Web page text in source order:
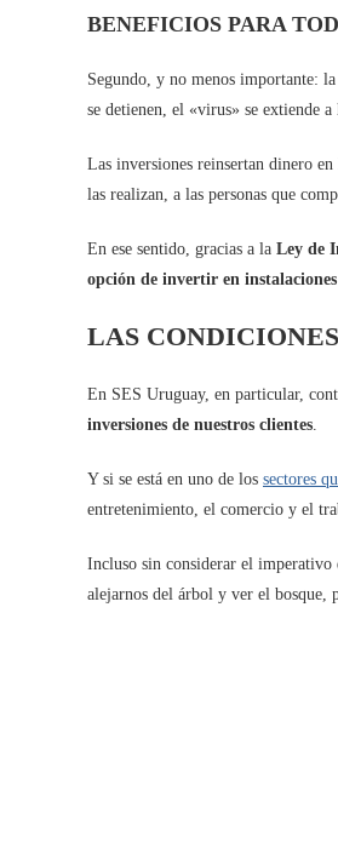
BENEFICIOS PARA
Segundo, y no menos importante:
se detienen, el «virus» se extiende
Las inversiones reinsertan dinero
las realizan, a las personas que
En ese sentido, gracias a la Ley de
opción de invertir en
LAS
En SES Uruguay, en particular,
inversiones de nuestros clientes.
Y si se está en uno de los sectores
entretenimiento, el comercio y el
Incluso sin considerar el imperativo
alejarnos del árbol y ver el bosque,